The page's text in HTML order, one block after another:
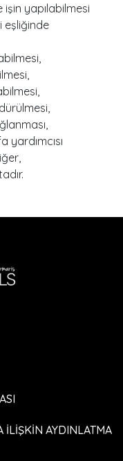
işin yapılabilmesi
eşliğinde
yardımcısı
İLİŞKİN AYDINLATMA